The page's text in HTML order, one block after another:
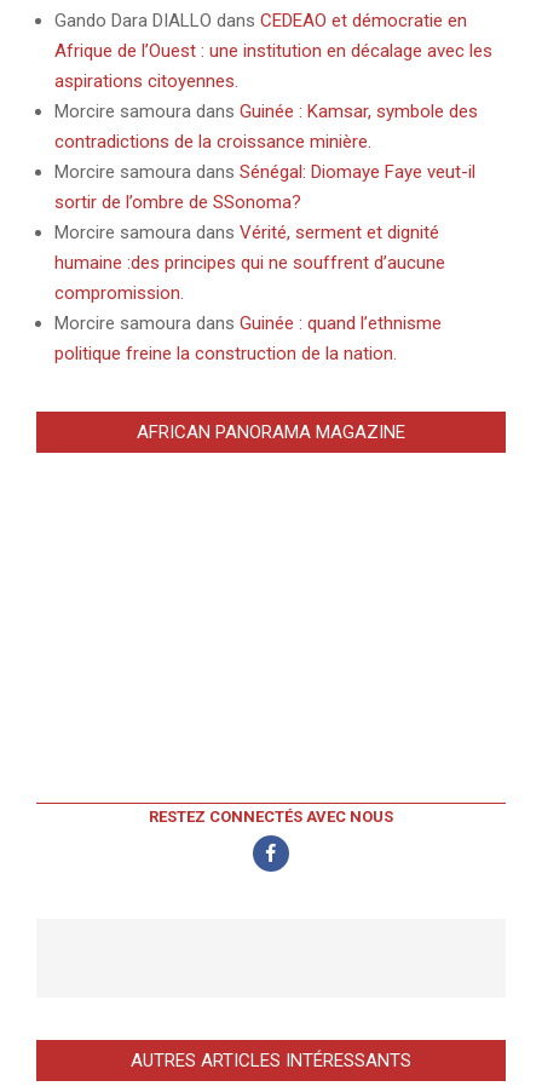
Gando Dara DIALLO dans CEDEAO et démocratie en
Afrique de l’Ouest : une institution en décalage avec les
aspirations citoyennes.
Morcire samoura dans Guinée : Kamsar, symbole des
contradictions de la croissance minière.
Morcire samoura dans Sénégal: Diomaye Faye veut-il
sortir de l’ombre de SSonoma?
Morcire samoura dans Vérité, serment et dignité
humaine :des principes qui ne souffrent d’aucune
compromission.
Morcire samoura dans Guinée : quand l’ethnisme
politique freine la construction de la nation.
AFRICAN PANORAMA MAGAZINE
RESTEZ CONNECTÉS AVEC NOUS
AUTRES ARTICLES INTÉRESSANTS